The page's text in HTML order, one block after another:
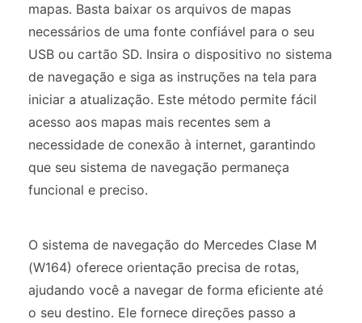
mapas. Basta baixar os arquivos de mapas
necessários de uma fonte confiável para o seu
USB ou cartão SD. Insira o dispositivo no sistema
de navegação e siga as instruções na tela para
iniciar a atualização. Este método permite fácil
acesso aos mapas mais recentes sem a
necessidade de conexão à internet, garantindo
que seu sistema de navegação permaneça
funcional e preciso.
O sistema de navegação do Mercedes Clase M
(W164) oferece orientação precisa de rotas,
ajudando você a navegar de forma eficiente até
o seu destino. Ele fornece direções passo a